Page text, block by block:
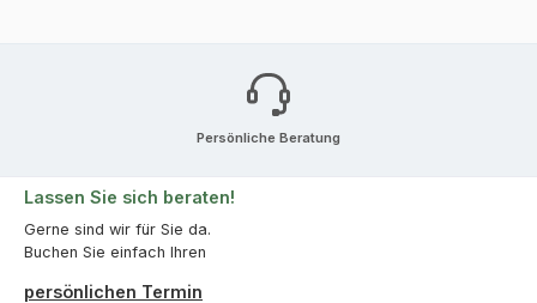
Persönliche Beratung
Lassen Sie sich beraten!
Gerne sind wir für Sie da.
Buchen Sie einfach Ihren
persönlichen Termin